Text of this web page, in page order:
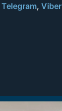
Telegram, Viber